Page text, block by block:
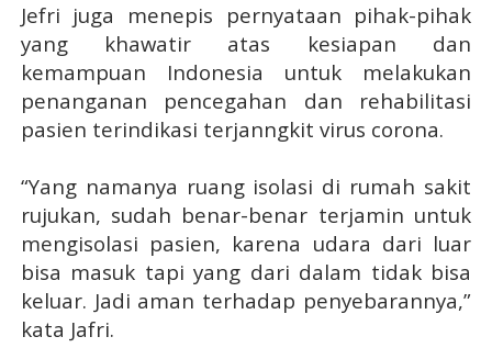
Jefri juga menepis pernyataan pihak-pihak
yang khawatir atas kesiapan dan
kemampuan Indonesia untuk melakukan
penanganan pencegahan dan rehabilitasi
pasien terindikasi terjanngkit virus corona.
“Yang namanya ruang isolasi di rumah sakit
rujukan, sudah benar-benar terjamin untuk
mengisolasi pasien, karena udara dari luar
bisa masuk tapi yang dari dalam tidak bisa
keluar. Jadi aman terhadap penyebarannya,”
kata Jafri.